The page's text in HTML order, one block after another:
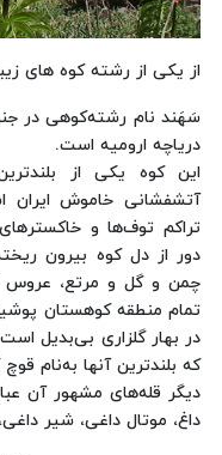
از یکی از رشته کوه های
سَهَند نام رشته‌کوهی در
دریاچه ارومیه است.
این کوه یکی از
آتشفشانی خاموش ایران
تراکم توف‌ها و
دور از دل کوه بیرون
چمن و گل و مرتع، عروس
تمام منطقه کوهستان
که بلندترین آنها به‌نام قوچ گلی داغی 3707
دیگر قله‌های مشهور آن
داغ، موتال داغی، شیر